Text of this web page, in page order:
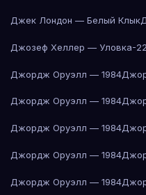
Джек Лондон — Белый Клык
Джозеф Хеллер — Уловка-22
Джордж Оруэлл — 1984
Джордж Оруэлл — 1984
Джордж Оруэлл — 1984
Джордж Оруэлл — 1984
Джордж Оруэлл — 1984